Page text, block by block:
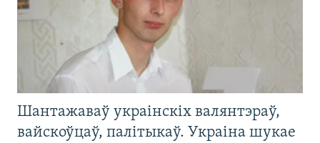
Шантажаваў украінскіх валянтэраў,
вайскоўцаў, палітыкаў. Украіна шукае